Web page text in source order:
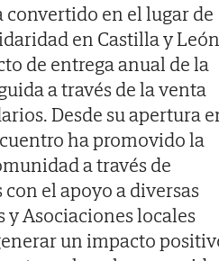
convertido en el lugar de
en Castilla y León
de entrega anual de la
a través de la venta
Desde su apertura
ha promovido la
a través de
el apoyo a diversas
y Asociaciones locales
un impacto